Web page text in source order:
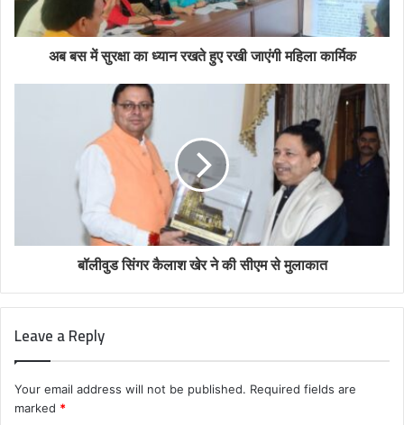
अब बस में सुरक्षा का ध्यान रखते हुए रखी जाएंगी महिला कार्मिक
बॉलीवुड सिंगर कैलाश खेर ने की सीएम से मुलाकात
Leave a Reply
Your email address will not be published. Required fields are
marked *